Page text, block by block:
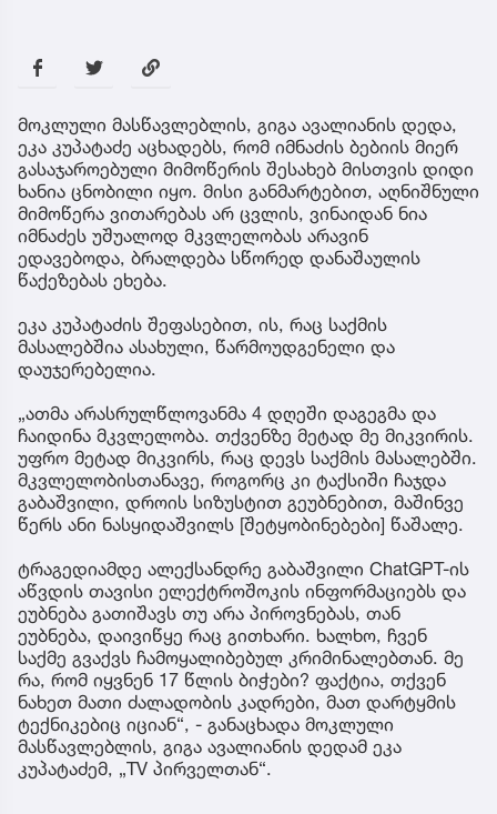
მოკლული მასწავლებლის, გიგა ავალიანის დედა,
ეკა კუპატაძე აცხადებს, რომ იმნაძის ბებიის მიერ
გასაჯაროებული მიმოწერის შესახებ მისთვის დიდი
ხანია ცნობილი იყო. მისი განმარტებით, აღნიშნული
მიმოწერა ვითარებას არ ცვლის, ვინაიდან ნია
იმნაძეს უშუალოდ მკვლელობას არავინ
ედავებოდა, ბრალდება სწორედ დანაშაულის
წაქეზებას ეხება.
ეკა კუპატაძის შეფასებით, ის, რაც საქმის
მასალებშია ასახული, წარმოუდგენელი და
დაუჯერებელია.
„ათმა არასრულწლოვანმა 4 დღეში დაგეგმა და
ჩაიდინა მკვლელობა. თქვენზე მეტად მე მიკვირის.
უფრო მეტად მიკვირს, რაც დევს საქმის მასალებში.
მკვლელობისთანავე, როგორც კი ტაქსიში ჩაჯდა
გაბაშვილი, დროის სიზუსტით გეუბნებით, მაშინვე
წერს ანი ნასყიდაშვილს [შეტყობინებები] წაშალე.
ტრაგედიამდე ალექსანდრე გაბაშვილი ChatGPT-ის
აწვდის თავისი ელექტროშოკის ინფორმაციებს და
ეუბნება გათიშავს თუ არა პიროვნებას, თან
ეუბნება, დაივიწყე რაც გითხარი. ხალხო, ჩვენ
საქმე გვაქვს ჩამოყალიბებულ კრიმინალებთან. მე
რა, რომ იყვნენ 17 წლის ბიჭები? ფაქტია, თქვენ
ნახეთ მათი ძალადობის კადრები, მათ დარტყმის
ტექნიკებიც იციან“, - განაცხადა მოკლული
მასწავლებლის, გიგა ავალიანის დედამ ეკა
კუპატაძემ, „TV პირველთან“.